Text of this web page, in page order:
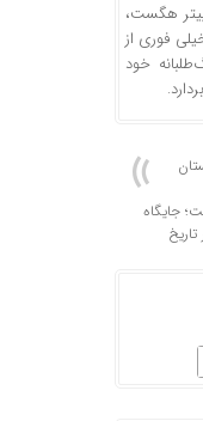
پیتر هگست،
فوری از
خود
جایگاه